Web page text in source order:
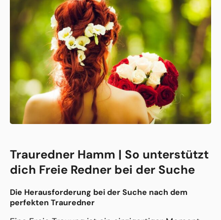
Trauredner Hamm | So unterstützt
dich Freie Redner bei der Suche
Die Herausforderung bei der Suche nach dem
perfekten Trauredner